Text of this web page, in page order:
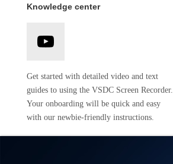
Knowledge center
Get started with detailed video and text
guides to using the VSDC Screen Recorder.
Your onboarding will be quick and easy
with our newbie-friendly instructions.